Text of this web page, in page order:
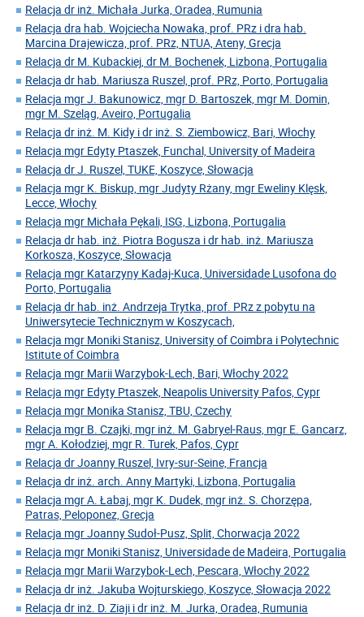
Relacja dr inż. Michała Jurka, Oradea, Rumunia
Relacja dra hab. Wojciecha Nowaka, prof. PRz i dra hab.
Marcina Drajewicza, prof. PRz, NTUA, Ateny, Grecja
Relacja dr M. Kubackiej, dr M. Bochenek, Lizbona, Portugalia
Relacja dr hab. Mariusza Ruszel, prof. PRz, Porto, Portugalia
Relacja mgr J. Bakunowicz, mgr D. Bartoszek, mgr M. Domin,
mgr M. Szeląg, Aveiro, Portugalia
Relacja dr inż. M. Kidy i dr inż. S. Ziembowicz, Bari, Włochy
Relacja mgr Edyty Ptaszek, Funchal, University of Madeira
Relacja dr J. Ruszel, TUKE, Koszyce, Słowacja
Relacja mgr K. Biskup, mgr Judyty Rżany, mgr Eweliny Klęsk,
Lecce, Włochy
Relacja mgr Michała Pękali, ISG, Lizbona, Portugalia
Relacja dr hab. inż. Piotra Bogusza i dr hab. inż. Mariusza
Korkosza, Koszyce, Słowacja
Relacja mgr Katarzyny Kadaj-Kuca, Universidade Lusofona do
Porto, Portugalia
Relacja dr hab. inż. Andrzeja Trytka, prof. PRz z pobytu na
Uniwersytecie Technicznym w Koszycach,
Relacja mgr Moniki Stanisz, University of Coimbra i Polytechnic
Istitute of Coimbra
Relacja mgr Marii Warzybok-Lech, Bari, Włochy 2022
Relacja mgr Edyty Ptaszek, Neapolis University Pafos, Cypr
Relacja mgr Monika Stanisz, TBU, Czechy
Relacja mgr B. Czajki, mgr inż. M. Gabryel-Raus, mgr E. Gancarz,
mgr A. Kołodziej, mgr R. Turek, Pafos, Cypr
Relacja dr Joanny Ruszel, Ivry-sur-Seine, Francja
Relacja dr inż. arch. Anny Martyki, Lizbona, Portugalia
Relacja mgr A. Łabaj, mgr K. Dudek, mgr inż. S. Chorzępa,
Patras, Peloponez, Grecja
Relacja mgr Joanny Sudoł-Pusz, Split, Chorwacja 2022
Relacja mgr Moniki Stanisz, Universidade de Madeira, Portugalia
Relacja mgr Marii Warzybok-Lech, Pescara, Włochy 2022
Relacja dr inż. Jakuba Wojturskiego, Koszyce, Słowacja 2022
Relacja dr inż. D. Ziaji i dr inż. M. Jurka, Oradea, Rumunia